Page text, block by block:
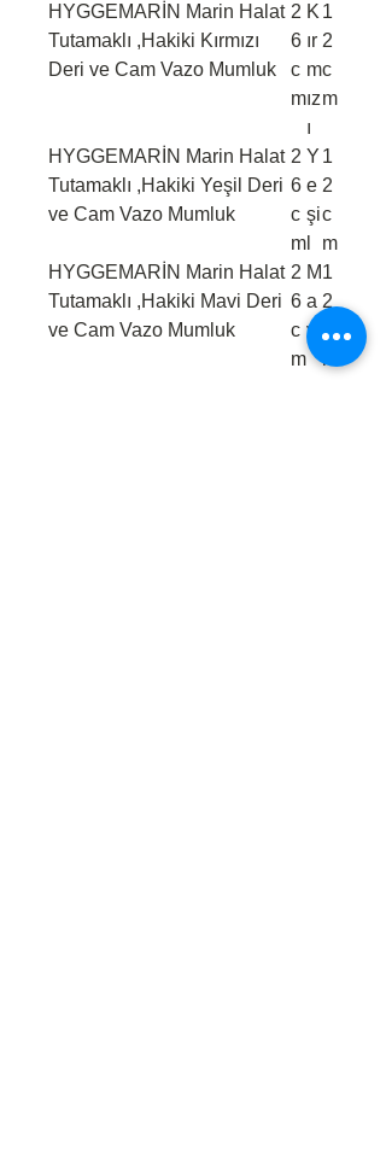
HYGGEMARİN Marin Halat
Tutamaklı ,Hakiki Kırmızı
Deri ve Cam Vazo Mumluk
2
6
c
m
K
ır
m
ız
ı
1
2
c
m
HYGGEMARİN Marin Halat
Tutamaklı ,Hakiki Yeşil Deri
ve Cam Vazo Mumluk
2
6
c
m
Y
e
şi
1
2
c
m
HYGGEMARİN Marin Halat
Tutamaklı ,Hakiki Mavi Deri
ve Cam Vazo Mumluk
2
6
c
m
M
a
vi
1
2
c
m